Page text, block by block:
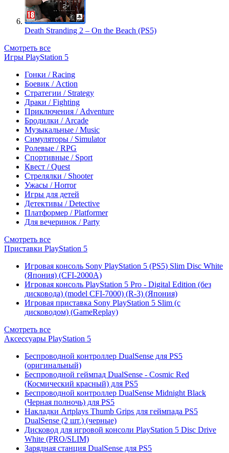
Death Stranding 2 – On the Beach (PS5)
Смотреть все
Игры PlayStation 5
Гонки / Racing
Боевик / Action
Стратегии / Strategy
Драки / Fighting
Приключения / Adventure
Бродилки / Arcade
Музыкальные / Music
Симуляторы / Simulator
Ролевые / RPG
Спортивные / Sport
Квест / Quest
Стрелялки / Shooter
Ужасы / Horror
Игры для детей
Детективы / Detective
Платформер / Platformer
Для вечеринок / Party
Смотреть все
Приставки PlayStation 5
Игровая консоль Sony PlayStation 5 (PS5) Slim Disc White
(Япония) (CFI-2000A)
Игровая консоль PlayStation 5 Pro - Digital Edition (без
дисковода) (model CFI-7000) (R-3) (Япония)
Игровая приставка Sony PlayStation 5 Slim (с
дисководом) (GameReplay)
Смотреть все
Аксессуары PlayStation 5
Беспроводной контроллер DualSense для PS5
(оригинальный)
Беспроводной геймпад DualSense - Cosmic Red
(Космический красный) для PS5
Беспроводной контроллер DualSense Midnight Black
(Черная полночь) для PS5
Накладки Artplays Thumb Grips для геймпада PS5
DualSense (2 шт.) (черные)
Дисковод для игровой консоли PlayStation 5 Disc Drive
White (PRO/SLIM)
Зарядная станция DualSense для PS5